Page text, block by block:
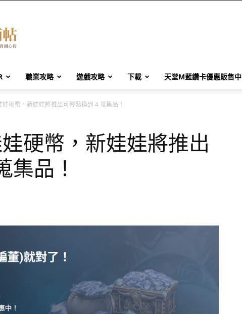
職業攻略 遊戲攻略 下載 天堂M藍鑽卡優惠販售中
娃硬幣，新娃娃將推出可輕鬆換到 4 蒐集品！
硬幣，新娃娃將推出
集品！